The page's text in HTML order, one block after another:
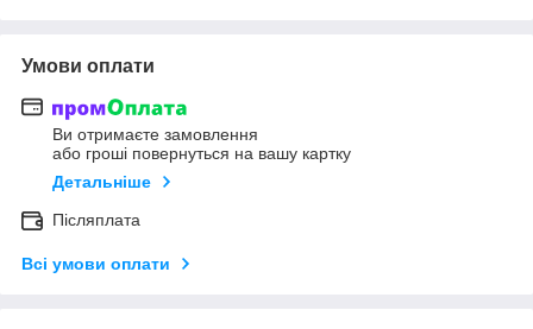
Умови оплати
Ви отримаєте замовлення
або гроші повернуться на вашу картку
Детальніше
Післяплата
Всі умови оплати